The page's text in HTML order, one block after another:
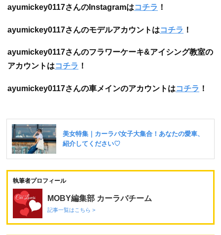
ayumickey0117さんのInstagramはコチラ ！
ayumickey0117さんのモデルアカウントはコチラ ！
ayumickey0117さんのフラワーケーキ&アイシング教室の
アカウントはコチラ ！
ayumickey0117さんの車メインのアカウントはコチラ ！
執筆者プロフィール
MOBY編集部 カーラバチーム
記事一覧はこちら >